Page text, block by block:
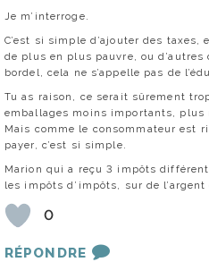
Je m’interroge.
C’est si simple d’ajouter des
de plus en plus pauvre, ou
bordel, cela ne s’appelle pas de
Tu as raison, ce serait sûrement
emballages moins importants, plus
Mais comme le consommateur est
payer, c’est si simple.
Marion qui a reçu 3 impôts
les impôts d’impôts, sur de
0
RÉPONDRE